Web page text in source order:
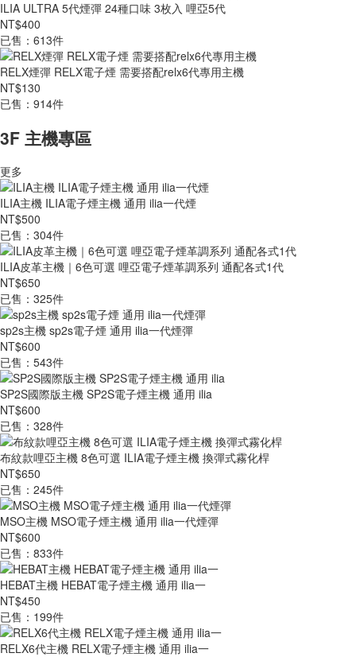
ILIA ULTRA 5代煙彈 24種口味 3枚入 哩亞5代
NT$400
已售：613件
RELX煙彈 RELX電子煙 需要搭配relx6代專用主機
NT$130
已售：914件
3F 主機專區
更多
ILIA主機 ILIA電子煙主機 通用 ilia一代煙
NT$500
已售：304件
ILIA皮革主機｜6色可選 哩亞電子煙革調系列 通配各式1代
NT$650
已售：325件
sp2s主機 sp2s電子煙 通用 ilia一代煙彈
NT$600
已售：543件
SP2S國際版主機 SP2S電子煙主機 通用 ilia
NT$600
已售：328件
布紋款哩亞主機 8色可選 ILIA電子煙主機 換彈式霧化桿
NT$650
已售：245件
MSO主機 MSO電子煙主機 通用 ilia一代煙彈
NT$600
已售：833件
HEBAT主機 HEBAT電子煙主機 通用 ilia一
NT$450
已售：199件
RELX6代主機 RELX電子煙主機 通用 ilia一